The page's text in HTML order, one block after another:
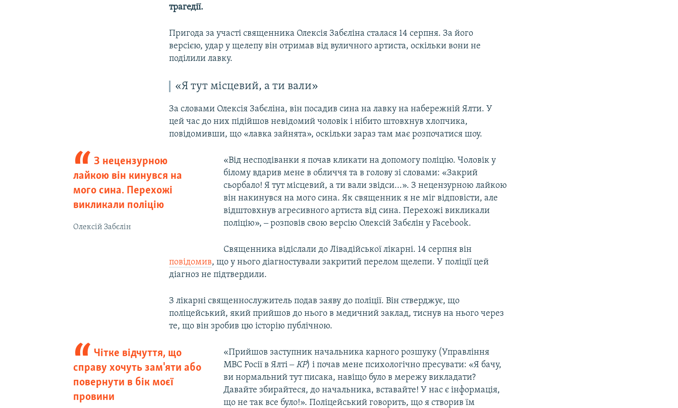
трагедії.
Пригода за участі священника Олексія Забєліна сталася 14 серпня. За його
версією, удар у щелепу він отримав від вуличного артиста, оскільки вони не
поділили лавку.
«Я тут місцевий, а ти вали»
За словами Олексія Забєліна, він посадив сина на лавку на набережній Ялти. У
цей час до них підійшов невідомий чоловік і нібито штовхнув хлопчика,
повідомивши, що «лавка зайнята», оскільки зараз там має розпочатися шоу.
З нецензурною
лайкою він кинувся на
мого сина. Перехожі
викликали поліцію
Олексій Забєлін
«Від несподіванки я почав кликати на допомогу поліцію. Чоловік у
білому вдарив мене в обличчя та в голову зі словами: «Закрий
сьорбало! Я тут місцевий, а ти вали звідси...». З нецензурною лайкою
він накинувся на мого сина. Як священник я не міг відповісти, але
відштовхнув агресивного артиста від сина. Перехожі викликали
поліцію», ‒ розповів свою версію Олексій Забєлін у Facebook.
Священника відіслали до Лівадійської лікарні. 14 серпня він
повідомив, що у нього діагностували закритий перелом щелепи. У поліції цей
діагноз не підтвердили.
З лікарні священнослужитель подав заяву до поліції. Він стверджує, що
поліцейський, який прийшов до нього в медичний заклад, тиснув на нього через
те, що він зробив цю історію публічною.
Чітке відчуття, що
справу хочуть зам'яти або
повернути в бік моєї
провини
«Прийшов заступник начальника карного розшуку (Управління
МВС Росії в Ялті ‒КР) і почав мене психологічно пресувати: «Я бачу,
ви нормальний тут писака, навіщо було в мережу викладати?
Давайте збирайтеся, до начальника, вставайте! У нас є інформація,
що не так все було!». Поліцейський говорить, що я створив їм